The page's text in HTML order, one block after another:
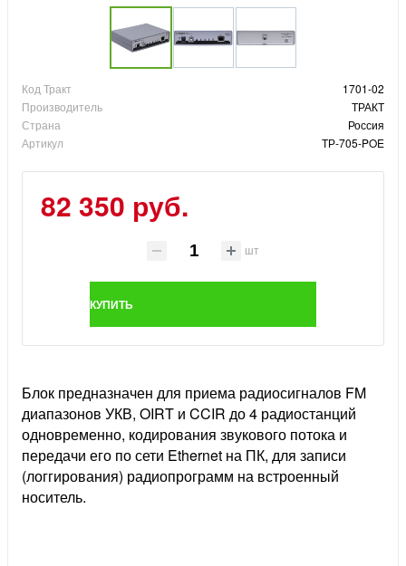
Код Тракт
1701-02
Производитель
ТРАКТ
Страна
Россия
Артикул
ТР-705-POE
82 350 руб.
шт
КУПИТЬ
Блок предназначен для приема радиосигналов FM
диапазонов УКВ, OIRT и CCIR до 4 радиостанций
одновременно, кодирования звукового потока и
передачи его по сети Ethernet на ПК, для записи
(логгирования) радиопрограмм на встроенный
носитель.